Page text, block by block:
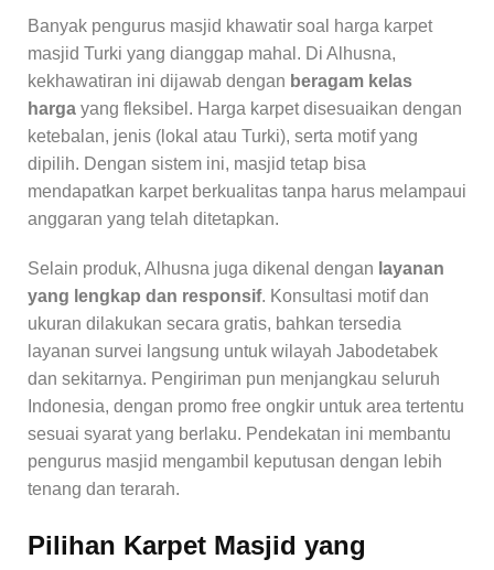
Banyak pengurus masjid khawatir soal harga karpet
masjid Turki yang dianggap mahal. Di Alhusna,
kekhawatiran ini dijawab dengan beragam kelas
harga yang fleksibel. Harga karpet disesuaikan dengan
ketebalan, jenis (lokal atau Turki), serta motif yang
dipilih. Dengan sistem ini, masjid tetap bisa
mendapatkan karpet berkualitas tanpa harus melampaui
anggaran yang telah ditetapkan.
Selain produk, Alhusna juga dikenal dengan layanan
yang lengkap dan responsif. Konsultasi motif dan
ukuran dilakukan secara gratis, bahkan tersedia
layanan survei langsung untuk wilayah Jabodetabek
dan sekitarnya. Pengiriman pun menjangkau seluruh
Indonesia, dengan promo free ongkir untuk area tertentu
sesuai syarat yang berlaku. Pendekatan ini membantu
pengurus masjid mengambil keputusan dengan lebih
tenang dan terarah.
Pilihan Karpet Masjid yang